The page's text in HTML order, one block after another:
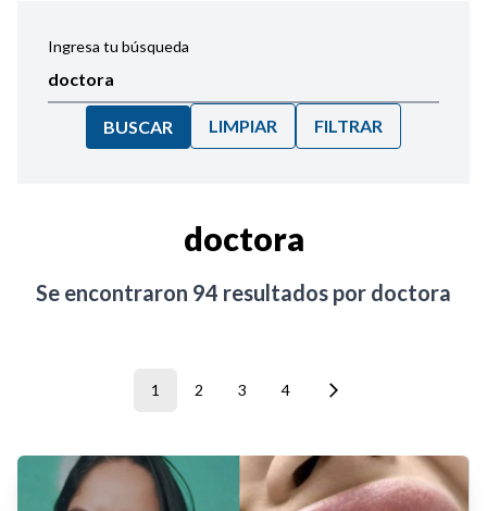
Ingresa tu búsqueda
BUSCAR LIMPIAR FILTRAR
doctora
Se encontraron 94 resultados por doctora
1 2 3 4